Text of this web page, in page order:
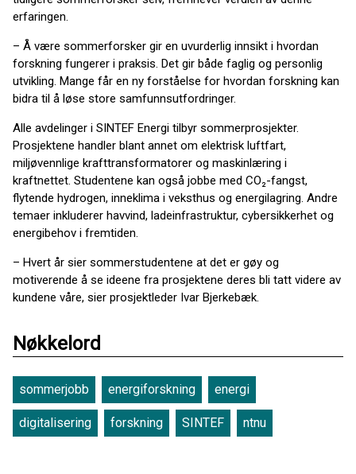
erfaringen.
– Å være sommerforsker gir en uvurderlig innsikt i hvordan
forskning fungerer i praksis. Det gir både faglig og personlig
utvikling. Mange får en ny forståelse for hvordan forskning kan
bidra til å løse store samfunnsutfordringer.
Alle avdelinger i SINTEF Energi tilbyr sommerprosjekter.
Prosjektene handler blant annet om elektrisk luftfart,
miljøvennlige krafttransformatorer og maskinlæring i
kraftnettet. Studentene kan også jobbe med CO₂-fangst,
flytende hydrogen, inneklima i veksthus og energilagring. Andre
temaer inkluderer havvind, ladeinfrastruktur, cybersikkerhet og
energibehov i fremtiden.
– Hvert år sier sommerstudentene at det er gøy og
motiverende å se ideene fra prosjektene deres bli tatt videre av
kundene våre, sier prosjektleder Ivar Bjerkebæk.
Nøkkelord
sommerjobb energiforskning energi
digitalisering forskning SINTEF ntnu